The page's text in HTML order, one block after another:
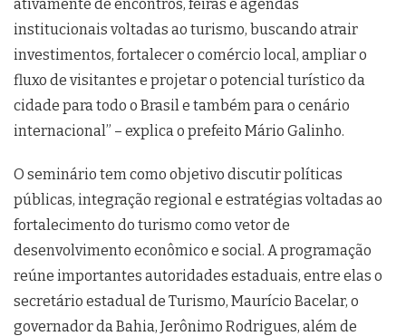
ativamente de encontros, feiras e agendas
institucionais voltadas ao turismo, buscando atrair
investimentos, fortalecer o comércio local, ampliar o
fluxo de visitantes e projetar o potencial turístico da
cidade para todo o Brasil e também para o cenário
internacional” – explica o prefeito Mário Galinho.
O seminário tem como objetivo discutir políticas
públicas, integração regional e estratégias voltadas ao
fortalecimento do turismo como vetor de
desenvolvimento econômico e social. A programação
reúne importantes autoridades estaduais, entre elas o
secretário estadual de Turismo, Maurício Bacelar, o
governador da Bahia, Jerônimo Rodrigues, além de